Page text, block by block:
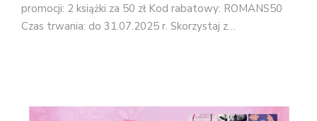
promocji: 2 książki za 50 zł Kod rabatowy: ROMANS50
Czas trwania: do 31.07.2025 r. Skorzystaj z…